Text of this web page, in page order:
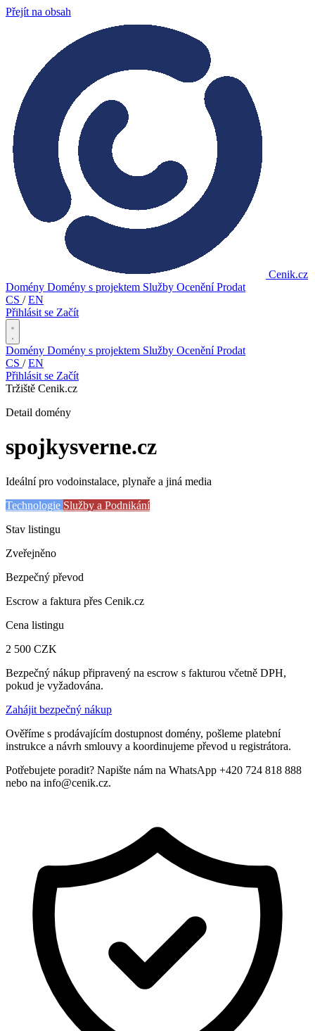
Přejít na obsah
Cenik.cz
Domény Domény s projektem Služby OceněníProdat
CS / EN
Přihlásit se Začít
Domény Domény s projektem Služby OceněníProdat
CS / EN
Přihlásit se Začít
Tržiště Cenik.cz
Detail domény
spojkysverne.cz
Ideální pro vodoinstalace, plynaře a jiná media
Technologie Služby a Podnikání
Stav listingu
Zveřejněno
Bezpečný převod
Escrow a faktura přes Cenik.cz
Cena listingu
2 500 CZK
Bezpečný nákup připravený na escrow s fakturou včetně DPH,
pokud je vyžadována.
Zahájit bezpečný nákup
Ověříme s prodávajícím dostupnost domény, pošleme platební
instrukce a návrh smlouvy a koordinujeme převod u registrátora.
Potřebujete poradit? Napište nám na WhatsApp +420 724 818 888
nebo na info@cenik.cz.